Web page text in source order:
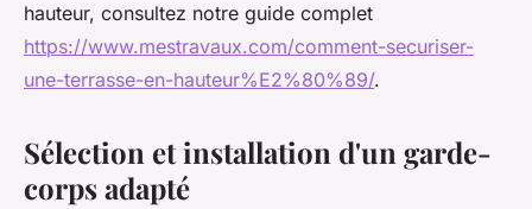
hauteur, consultez notre guide complet
https://www.mestravaux.com/comment-securiser-
une-terrasse-en-hauteur%E2%80%89/.
Sélection et installation d'un garde-
corps adapté